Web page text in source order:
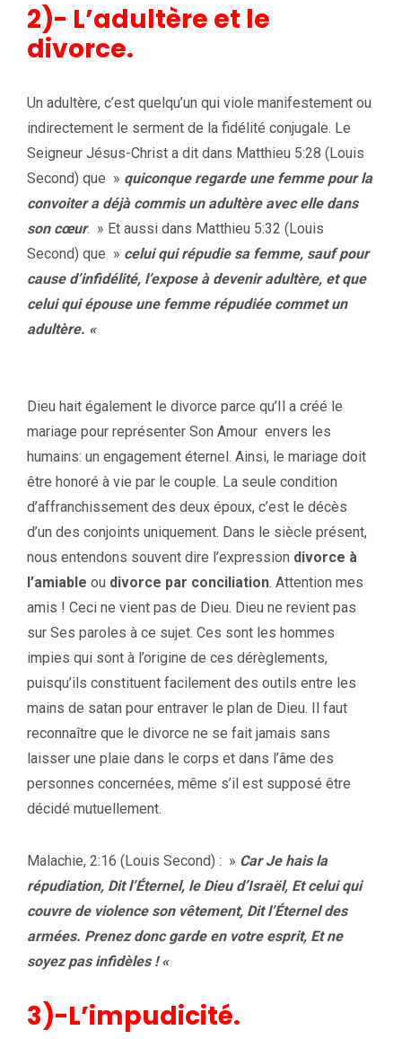
2)- L’adultère et le
divorce.
Un adultère, c’est quelqu’un qui viole manifestement ou
indirectement le serment de la fidélité conjugale. Le
Seigneur Jésus-Christ a dit dans Matthieu 5:28 (Louis
Second) que » quiconque regarde une femme pour la
convoiter a déjà commis un adultère avec elle dans
son cœur. » Et aussi dans Matthieu 5:32 (Louis
Second) que » celui qui répudie sa femme, sauf pour
cause d’infidélité, l’expose à devenir adultère, et que
celui qui épouse une femme répudiée commet un
adultère. «
Dieu hait également le divorce parce qu’Il a créé le
mariage pour représenter Son Amour envers les
humains: un engagement éternel. Ainsi, le mariage doit
être honoré à vie par le couple. La seule condition
d’affranchissement des deux époux, c’est le décès
d’un des conjoints uniquement. Dans le siècle présent,
nous entendons souvent dire l’expression divorce à
l’amiable ou divorce par conciliation. Attention mes
amis ! Ceci ne vient pas de Dieu. Dieu ne revient pas
sur Ses paroles à ce sujet. Ces sont les hommes
impies qui sont à l’origine de ces dérèglements,
puisqu’ils constituent facilement des outils entre les
mains de satan pour entraver le plan de Dieu. Il faut
reconnaître que le divorce ne se fait jamais sans
laisser une plaie dans le corps et dans l’âme des
personnes concernées, même s’il est supposé être
décidé mutuellement.
Malachie, 2:16 (Louis Second) : » Car Je hais la
répudiation, Dit l’Éternel, le Dieu d’Israël, Et celui qui
couvre de violence son vêtement, Dit l’Éternel des
armées. Prenez donc garde en votre esprit, Et ne
soyez pas infidèles ! «
3)-L’impudicité.